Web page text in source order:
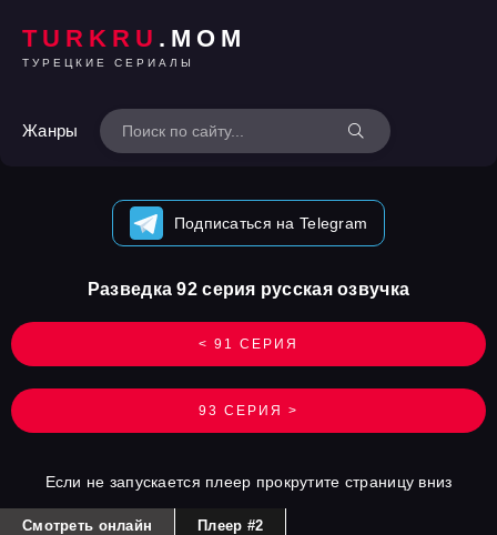
TURKRU .MOM
ТУРЕЦКИЕ СЕРИАЛЫ
Жанры
Подписаться на Telegram
< 91 СЕРИЯ
Разведка 92 серия русская озвучка
93 СЕРИЯ >
Если не запускается плеер прокрутите страницу вниз
Смотреть онлайн Плеер #2